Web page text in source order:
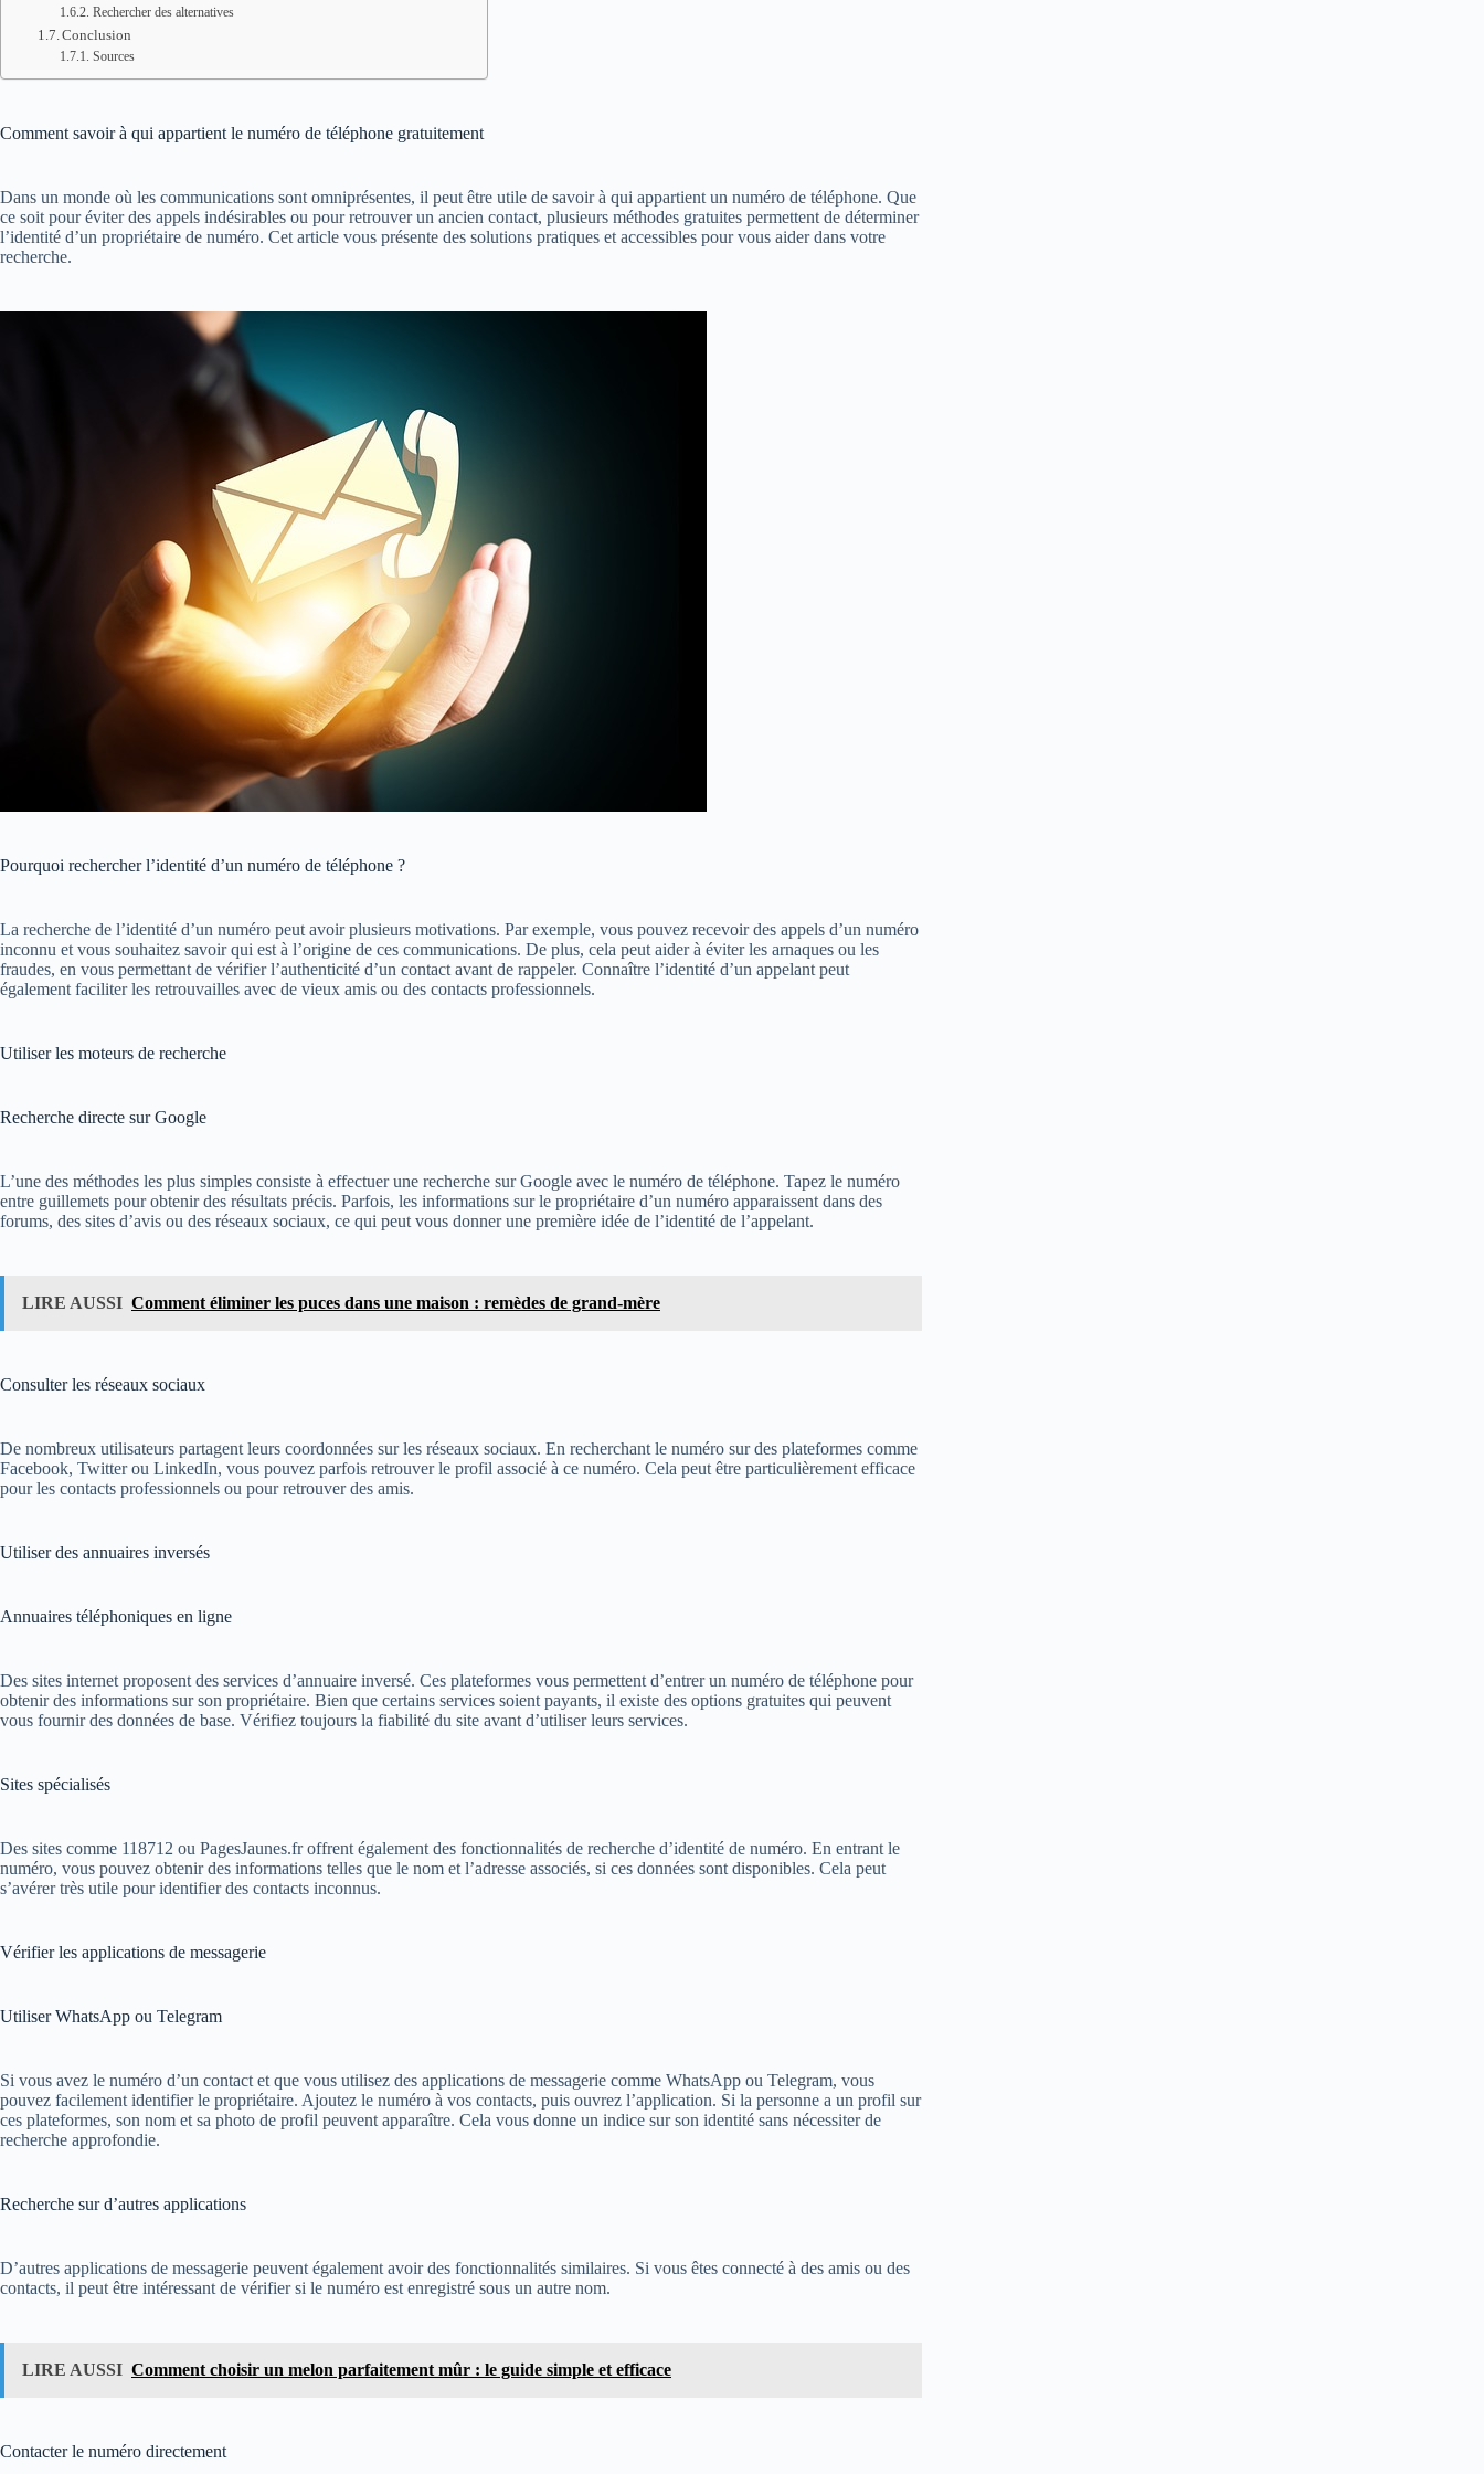
Rechercher des alternatives
Conclusion
Sources
Comment savoir à qui appartient le numéro de téléphone gratuitement
Dans un monde où les communications sont omniprésentes, il peut être utile de savoir à qui appartient un numéro de téléphone. Que
ce soit pour éviter des appels indésirables ou pour retrouver un ancien contact, plusieurs méthodes gratuites permettent de déterminer
l’identité d’un propriétaire de numéro. Cet article vous présente des solutions pratiques et accessibles pour vous aider dans votre
recherche.
Pourquoi rechercher l’identité d’un numéro de téléphone ?
La recherche de l’identité d’un numéro peut avoir plusieurs motivations. Par exemple, vous pouvez recevoir des appels d’un numéro
inconnu et vous souhaitez savoir qui est à l’origine de ces communications. De plus, cela peut aider à éviter les arnaques ou les
fraudes, en vous permettant de vérifier l’authenticité d’un contact avant de rappeler. Connaître l’identité d’un appelant peut
également faciliter les retrouvailles avec de vieux amis ou des contacts professionnels.
Utiliser les moteurs de recherche
Recherche directe sur Google
L’une des méthodes les plus simples consiste à effectuer une recherche sur Google avec le numéro de téléphone. Tapez le numéro
entre guillemets pour obtenir des résultats précis. Parfois, les informations sur le propriétaire d’un numéro apparaissent dans des
forums, des sites d’avis ou des réseaux sociaux, ce qui peut vous donner une première idée de l’identité de l’appelant.
LIRE AUSSI Comment éliminer les puces dans une maison : remèdes de grand-mère
Consulter les réseaux sociaux
De nombreux utilisateurs partagent leurs coordonnées sur les réseaux sociaux. En recherchant le numéro sur des plateformes comme
Facebook, Twitter ou LinkedIn, vous pouvez parfois retrouver le profil associé à ce numéro. Cela peut être particulièrement efficace
pour les contacts professionnels ou pour retrouver des amis.
Utiliser des annuaires inversés
Annuaires téléphoniques en ligne
Des sites internet proposent des services d’annuaire inversé. Ces plateformes vous permettent d’entrer un numéro de téléphone pour
obtenir des informations sur son propriétaire. Bien que certains services soient payants, il existe des options gratuites qui peuvent
vous fournir des données de base. Vérifiez toujours la fiabilité du site avant d’utiliser leurs services.
Sites spécialisés
Des sites comme 118712 ou PagesJaunes.fr offrent également des fonctionnalités de recherche d’identité de numéro. En entrant le
numéro, vous pouvez obtenir des informations telles que le nom et l’adresse associés, si ces données sont disponibles. Cela peut
s’avérer très utile pour identifier des contacts inconnus.
Vérifier les applications de messagerie
Utiliser WhatsApp ou Telegram
Si vous avez le numéro d’un contact et que vous utilisez des applications de messagerie comme WhatsApp ou Telegram, vous
pouvez facilement identifier le propriétaire. Ajoutez le numéro à vos contacts, puis ouvrez l’application. Si la personne a un profil sur
ces plateformes, son nom et sa photo de profil peuvent apparaître. Cela vous donne un indice sur son identité sans nécessiter de
recherche approfondie.
Recherche sur d’autres applications
D’autres applications de messagerie peuvent également avoir des fonctionnalités similaires. Si vous êtes connecté à des amis ou des
contacts, il peut être intéressant de vérifier si le numéro est enregistré sous un autre nom.
LIRE AUSSI Comment choisir un melon parfaitement mûr : le guide simple et efficace
Contacter le numéro directement